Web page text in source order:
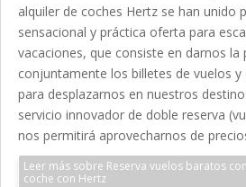
alquiler de coches Hertz se han unido
sensacional y práctica oferta para
vacaciones, que consiste en darnos la
conjuntamente los billetes de vuelos y
para desplazarnos en nuestros
servicio innovador de doble reserva
nos permitirá aprovecharnos de
Leer más sobre Reserva vuelos baratos
coche con Hertz